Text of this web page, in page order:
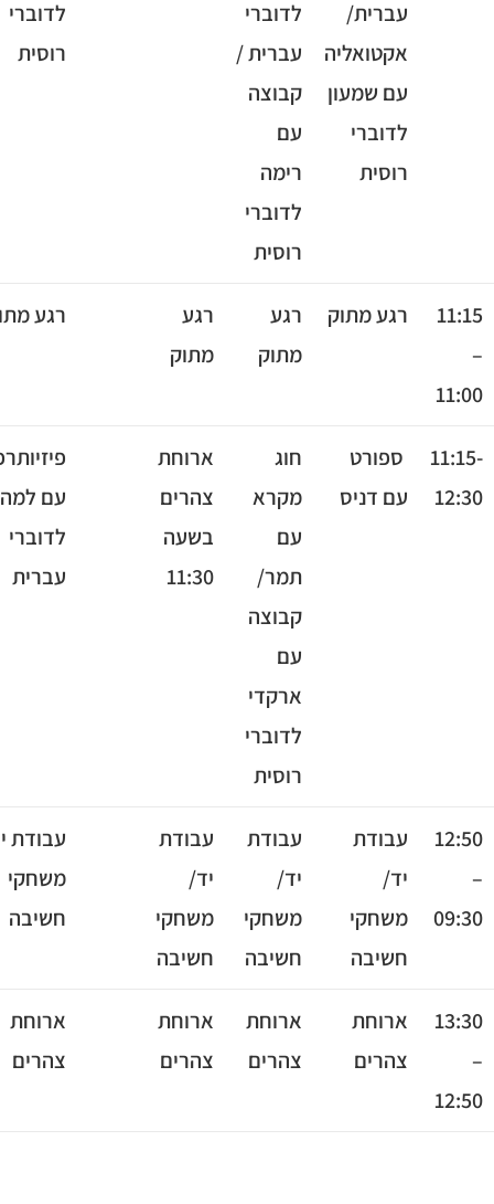
עברית/
אקטואליה
עם שמעון
לדוברי
רוסית
לדוברי
עברית /
קבוצה
רימה
לדוברי
רוסית
לדוברי
רוסית
רגע מתוק
רגע
מתוק
מתוק
רגע מתוק
ספורט
עם דניס
מקרא
תמר/
קבוצה
ארקדי
לדוברי
רוסית
ארוחת
צהרים
בשעה
11:30
פיזיותרפיה
עם למה
לדוברי
עברית
עבודת
משחקי
חשיבה
עבודת
משחקי
חשיבה
עבודת
משחקי
חשיבה
עבודת יד/
משחקי
חשיבה
ארוחת
צהרים
ארוחת
צהרים
ארוחת
צהרים
ארוחת
צהרים